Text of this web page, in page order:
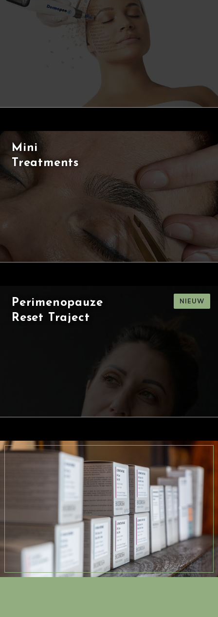
Mini
Treatments
NIEUW
Perimenopauze
Reset Traject